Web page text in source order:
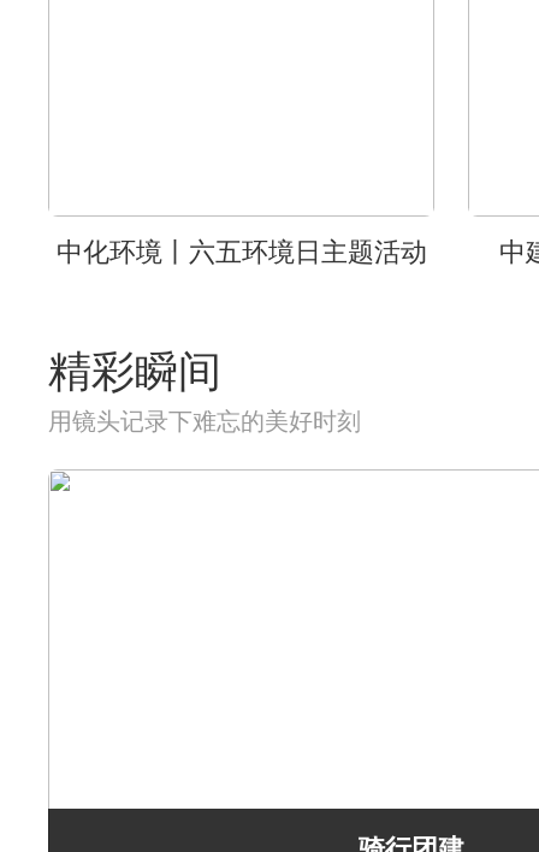
中化环境丨六五环境日主题活动 中
精彩瞬间
用镜头记录下难忘的美好时刻